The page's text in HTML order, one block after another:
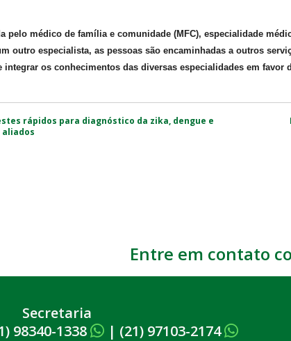
pelo médico de família e comunidade (MFC), especialidade
outro especialista, as pessoas são encaminhadas a outros
integrar os conhecimentos das diversas especialidades em favor
rápidos para diagnóstico da zika, dengue e
aliados
Entre em contato
Secretaria
98340-1338 | (21) 97103-2174